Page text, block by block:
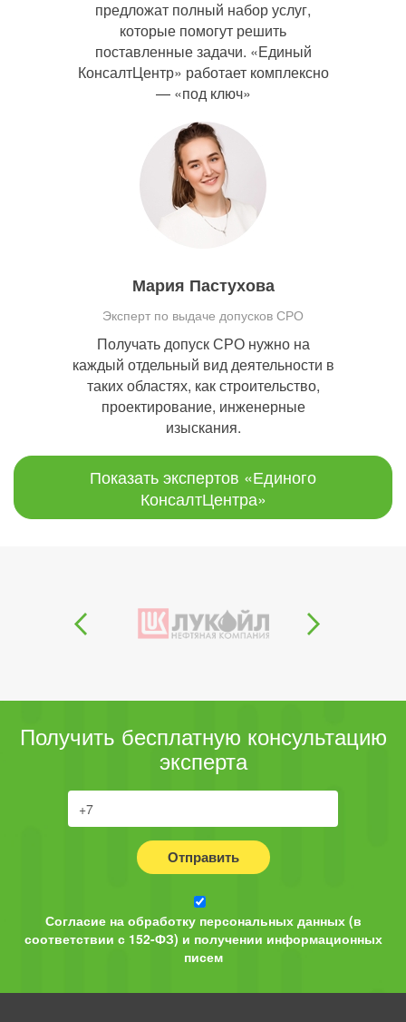
предложат полный набор услуг,
которые помогут решить
поставленные задачи. «Единый
КонсалтЦентр» работает комплексно
— «под ключ»
Мария Пастухова
Эксперт по выдаче допусков СРО
Получать допуск СРО нужно на
каждый отдельный вид деятельности в
таких областях, как строительство,
проектирование, инженерные
изыскания.
Показать экспертов «Единого
КонсалтЦентра»
Получить бесплатную консультацию
эксперта
Отправить
Согласие на обработку персональных данных (в
соответствии с 152-ФЗ) и получении информационных
писем